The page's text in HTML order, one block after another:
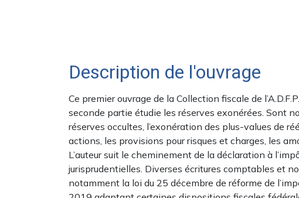
Description de l'ouvrage
Ce premier ouvrage de la Collection fiscale de
seconde partie étudie les réserves exonérées. Sont
réserves occultes, l’exonération des plus-values de
actions, les provisions pour risques et charges, les
L’auteur suit le cheminement de la déclaration à
jurisprudentielles. Diverses écritures comptables et
notamment la loi du 25 décembre de réforme de